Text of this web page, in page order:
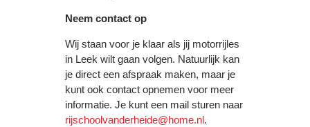
Neem contact op
Wij staan voor je klaar als jij motorrijles
in Leek wilt gaan volgen. Natuurlijk kan
je direct een afspraak maken, maar je
kunt ook contact opnemen voor meer
informatie. Je kunt een mail sturen naar
rijschoolvanderheide@home.nl.